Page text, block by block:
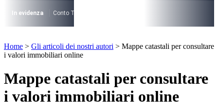
I più cercati
Lorem ipsum dolor sit amet consectetur
Lorem ipsum dolor sit amet consectetur
In evidenza Conto Termico
Lorem ipsum dolor sit amet consectetur
Home > Gli articoli dei nostri autori > Mappe catastali per consultare
i valori immobiliari online
Mappe catastali per consultare
i valori immobiliari online